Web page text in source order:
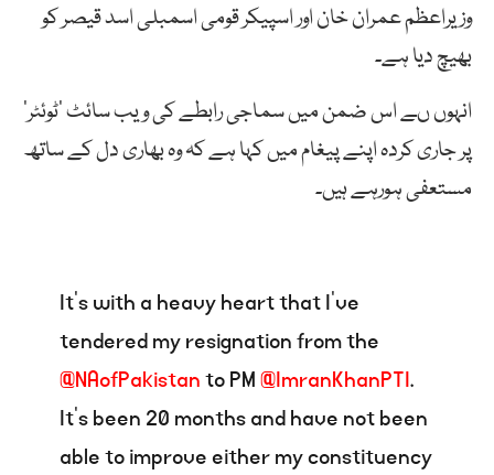
وزیراعظم عمران خان اور اسپیکر قومی اسمبلی اسد قیصر کو
بھیچ دیا ہے۔
انہوں ںے اس ضمن میں سماجی رابطے کی ویب سائٹ ’ٹوئٹر‘
پر جاری کردہ اپنے پیغام میں کہا ہے کہ وہ بھاری دل کے ساتھ
مستعفی ہورہے ہیں۔
It’s with a heavy heart that I’ve
tendered my resignation from the
@NAofPakistanto PM@ImranKhanPTI.
It’s been 20 months and have not been
able to improve either my constituency